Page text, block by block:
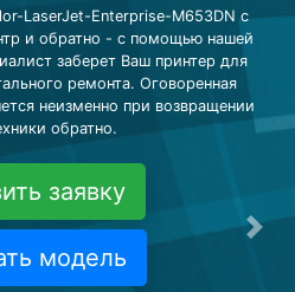
LaserJet-Enterprise-M653DN с
и обратно - с помощью нашей
заберет Ваш принтер для
ремонта. Оговоренная
неизменно при возвращении
обратно.
заявку
модель